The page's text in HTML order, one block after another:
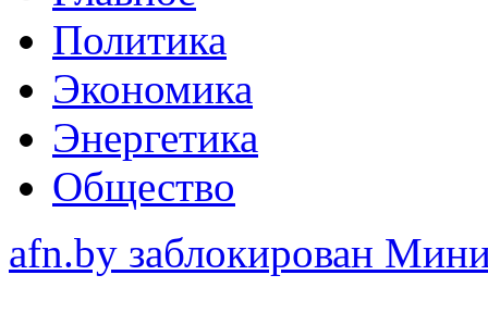
Политика
Экономика
Энергетика
Общество
afn.by заблокирован